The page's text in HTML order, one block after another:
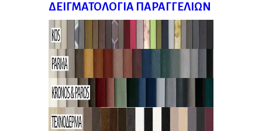
ΔΕΙΓΜΑΤΟΛΌΓΙΑ ΠΑΡΑΓΓΕΛΙΏΝ